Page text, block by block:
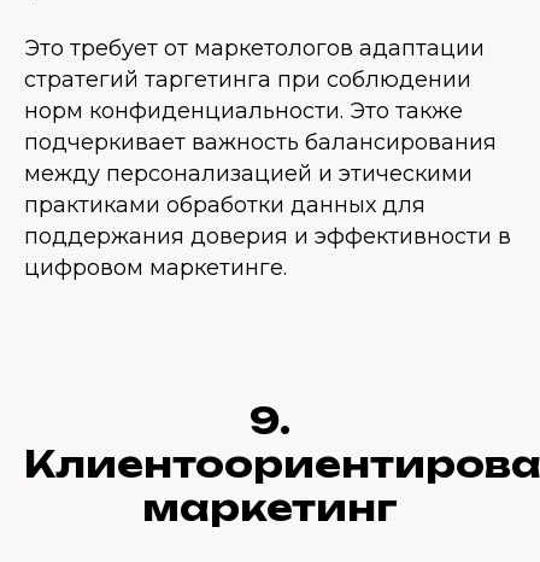
Это требует от маркетологов адаптации
стратегий таргетинга при соблюдении
норм конфиденциальности. Это также
подчеркивает важность балансирования
между персонализацией и этическими
практиками обработки данных для
поддержания доверия и эффективности в
цифровом маркетинге.
9.
маркетинг